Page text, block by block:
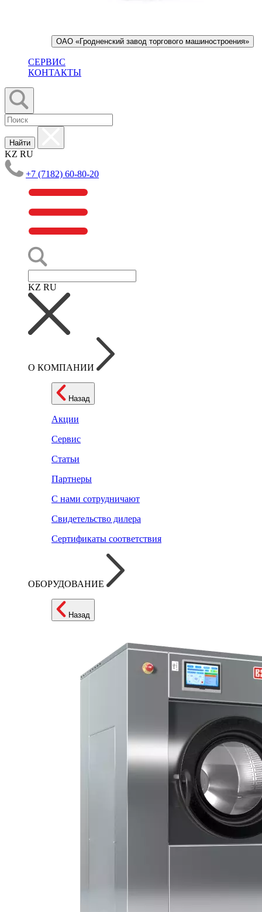
ОАО «Гродненский завод торгового машиностроения»
СЕРВИС
КОНТАКТЫ
Найти
KZ RU
+7 (7182) 60-80-20
KZ RU
О КОМПАНИИ
Назад
Акции
Сервис
Статьи
Партнеры
С нами сотрудничают
Свидетельство дилера
Сертификаты соответствия
ОБОРУДОВАНИЕ
Назад